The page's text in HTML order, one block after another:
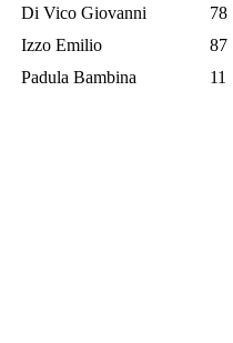
Di Vico Giovanni
78
Izzo Emilio
87
Padula Bambina
11